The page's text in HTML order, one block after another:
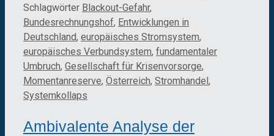
Schlagwörter Blackout-Gefahr,
Bundesrechnungshof, Entwicklungen in
Deutschland, europäisches Stromsystem,
europäisches Verbundsystem, fundamentaler
Umbruch, Gesellschaft für Krisenvorsorge,
Momentanreserve, Österreich, Stromhandel,
Systemkollaps
Ambivalente Analyse der